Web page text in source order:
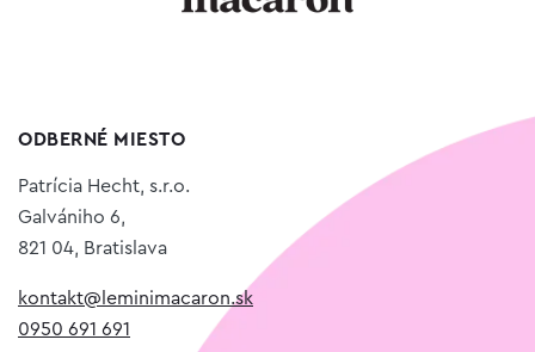
ODBERNÉ MIESTO
Patrícia Hecht, s.r.o.
Galvániho 6,
821 04, Bratislava
kontakt@leminimacaron.sk
0950 691 691